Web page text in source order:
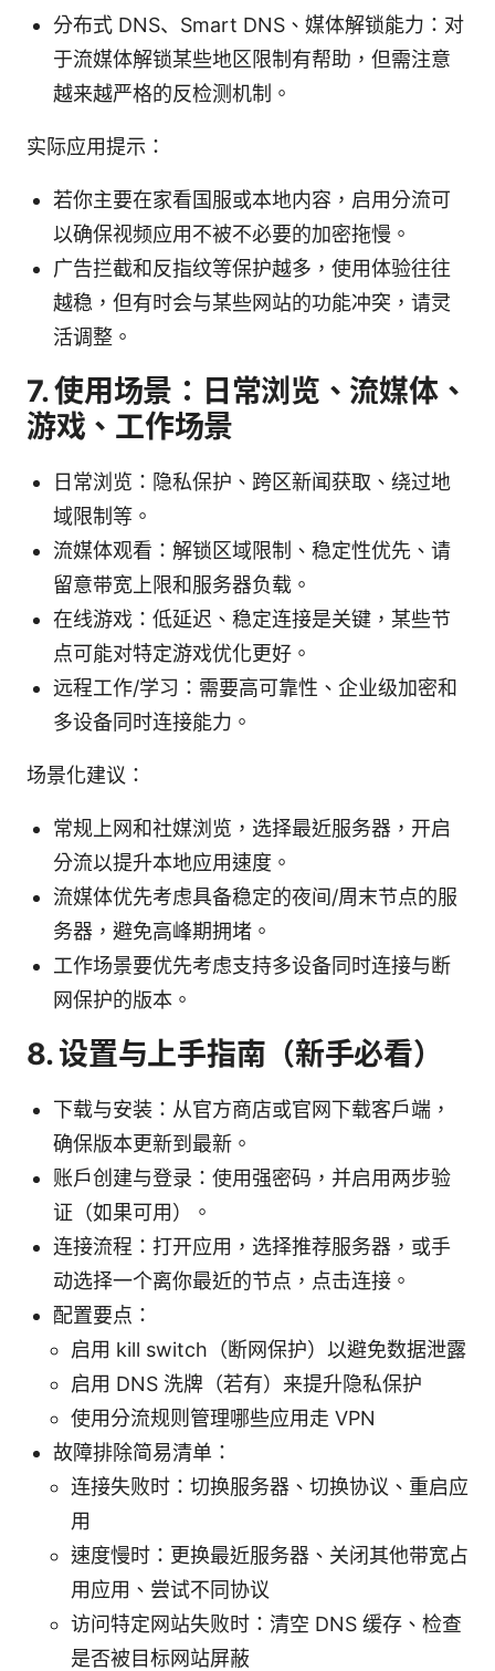
分布式 DNS、Smart DNS、媒体解锁能力：对
于流媒体解锁某些地区限制有帮助，但需注意
越来越严格的反检测机制。
实际应用提示：
若你主要在家看国服或本地内容，启用分流可
以确保视频应用不被不必要的加密拖慢。
广告拦截和反指纹等保护越多，使用体验往往
越稳，但有时会与某些网站的功能冲突，请灵
活调整。
7. 使用场景：日常浏览、流媒体、
游戏、工作场景
日常浏览：隐私保护、跨区新闻获取、绕过地
域限制等。
流媒体观看：解锁区域限制、稳定性优先、请
留意带宽上限和服务器负载。
在线游戏：低延迟、稳定连接是关键，某些节
点可能对特定游戏优化更好。
远程工作/学习：需要高可靠性、企业级加密和
多设备同时连接能力。
场景化建议：
常规上网和社媒浏览，选择最近服务器，开启
分流以提升本地应用速度。
流媒体优先考虑具备稳定的夜间/周末节点的服
务器，避免高峰期拥堵。
工作场景要优先考虑支持多设备同时连接与断
网保护的版本。
8. 设置与上手指南（新手必看）
下载与安装：从官方商店或官网下载客户端，
确保版本更新到最新。
账户创建与登录：使用强密码，并启用两步验
证（如果可用）。
连接流程：打开应用，选择推荐服务器，或手
动选择一个离你最近的节点，点击连接。
配置要点：
启用 kill switch（断网保护）以避免数据泄露
启用 DNS 洗牌（若有）来提升隐私保护
使用分流规则管理哪些应用走 VPN
故障排除简易清单：
连接失败时：切换服务器、切换协议、重启应
用
速度慢时：更换最近服务器、关闭其他带宽占
用应用、尝试不同协议
访问特定网站失败时：清空 DNS 缓存、检查
是否被目标网站屏蔽